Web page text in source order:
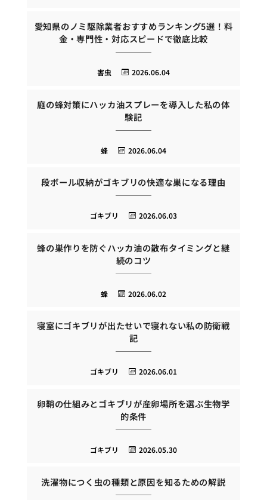
愛知県のノミ駆除業者おすすめランキング5選！料
金・専門性・対応スピードで徹底比較
2026.06.04
害虫
庭の蜂対策にハッカ油スプレーを導入した私の体
験記
2026.06.04
蜂
段ボール収納がゴキブリの快適な巣になる理由
2026.06.03
ゴキブリ
蜂の巣作りを防ぐハッカ油の散布タイミングと継
続のコツ
2026.06.02
蜂
寝室にゴキブリが出たせいで寝れない私の防衛戦
記
2026.06.01
ゴキブリ
卵鞘の仕組みとゴキブリが産卵場所を選ぶ生物学
的条件
2026.05.30
ゴキブリ
洗濯物につく虫の種類と原因を知るための解説